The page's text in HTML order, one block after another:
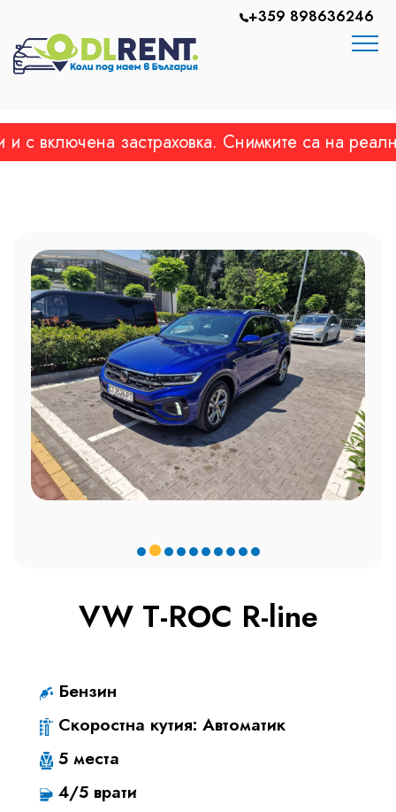
+359 898636246
застраховка. Снимките са на
VW T-ROC R-line
Бензин
Скоростна кутия: Автоматик
5 места
4/5 врати